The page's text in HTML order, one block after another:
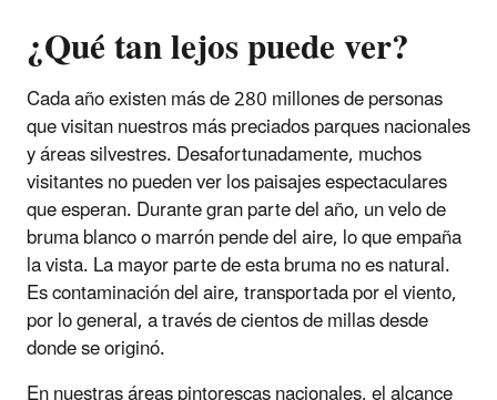
¿Qué tan lejos puede ver?
Cada año existen más de 280 millones de personas
que visitan nuestros más preciados parques nacionales
y áreas silvestres. Desafortunadamente, muchos
visitantes no pueden ver los paisajes espectaculares
que esperan. Durante gran parte del año, un velo de
bruma blanco o marrón pende del aire, lo que empaña
la vista. La mayor parte de esta bruma no es natural.
Es contaminación del aire, transportada por el viento,
por lo general, a través de cientos de millas desde
donde se originó.